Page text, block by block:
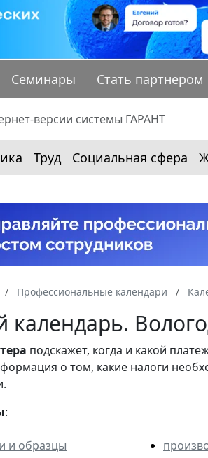
Семинары Стать партнером
Труд Социальная сфера
Профессиональные календари
календарь.
подскажет, когда и какой
о том, какие налоги
:
и образцы